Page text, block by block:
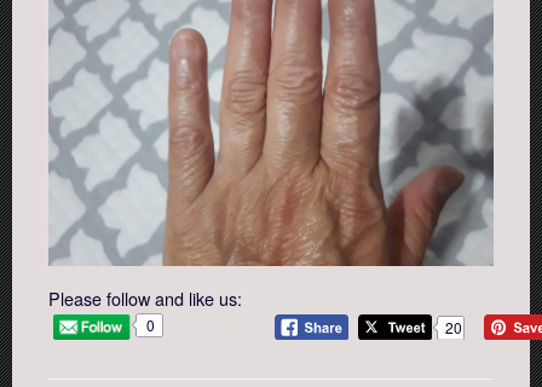
Please follow and like us:
0 20